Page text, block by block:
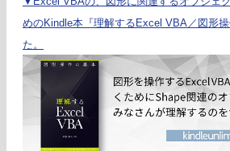
めのKindle本『理解するExcel VBA／図形
た。